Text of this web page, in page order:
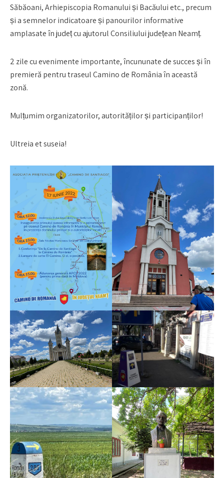
Săbăoani, Arhiepiscopia Romanului și Bacăului etc., precum
și a semnelor indicatoare și panourilor informative
amplasate în județ cu ajutorul Consiliului județean Neamț.
2 zile cu evenimente importante, încununate de succes și în
premieră pentru traseul Camino de România în această
zonă.
Mulțumim organizatorilor, autorităților și participanților!
Ultreia et suseia!